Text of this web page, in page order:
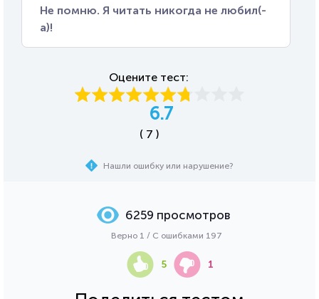
Не помню. Я читать никогда не любил(-
а)!
Оцените тест:
6.7
( 7 )
Нашли ошибку или нарушение?
6259 просмотров
Верно 1 / С ошибками 197
5 1